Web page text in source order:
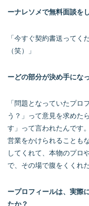
ーナレソメで無料面談を
「今すぐ契約書送ってく
（笑）」
ーどの部分が決め手にな
「問題となっていたプロ
う？」って意見を求めた
す」って言われたんです
営業をかけられることも
してくれて、本物のプロ
で、その場で腹をくくれ
ープロフィールは、実際
たか？